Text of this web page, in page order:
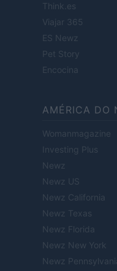
Think.es
Viajar 365
ES Newz
Pet Story
Encocina
AMÉRICA DO
Womanmagazine
Investing Plus
Newz
Newz US
Newz California
Newz Texas
Newz Florida
Newz New York
Newz